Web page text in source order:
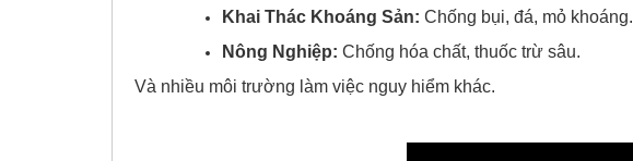
Khai Thác Khoáng Sản: Chống bụi, đá, mỏ khoáng.
Nông Nghiệp: Chống hóa chất, thuốc trừ sâu.
Và nhiều môi trường làm việc nguy hiểm khác.